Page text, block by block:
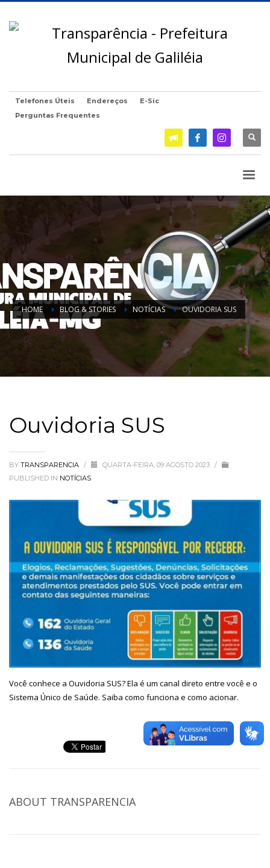
Telefones Úteis Endereços
E-Sic
Perguntas Frequentes
HOME BLOG & STORIES NOTÍCIAS OUVIDORIA SUS
Ouvidoria SUS
BY TRANSPARENCIA / QUARTA-FEIRA, 09 AGOSTO 2023 /
PUBLISHED IN NOTÍCIAS
Você conhece a Ouvidoria SUS? Ela é um canal direto entre você e o
Sistema Único de Saúde. Saiba como funciona e como acionar.
ABOUT TRANSPARENCIA